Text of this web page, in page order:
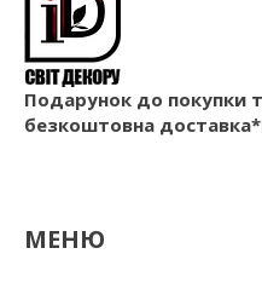
Подарунок до покупки
безкоштовна